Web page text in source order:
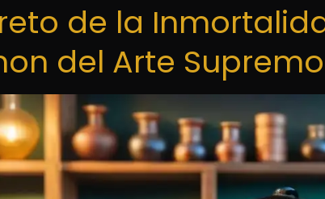
de la
del Arte Supremo